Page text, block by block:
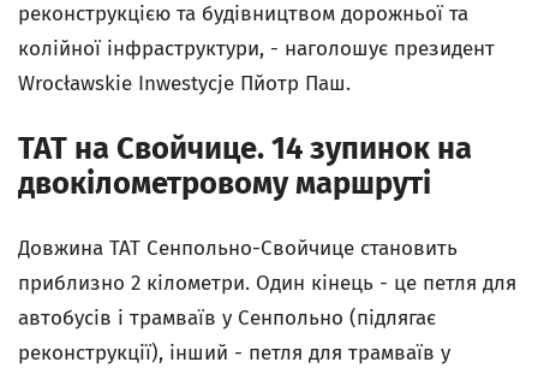
реконструкцією та будівництвом дорожньої та
колійної інфраструктури, - наголошує президент
Wrocławskie Inwestycje Пйотр Паш.
TAT на Свойчице. 14 зупинок на
двокілометровому маршруті
Довжина ТАТ Сенпольно-Свойчице становить
приблизно 2 кілометри. Один кінець - це петля для
автобусів і трамваїв у Сенпольно (підлягає
реконструкції), інший - петля для трамваїв у